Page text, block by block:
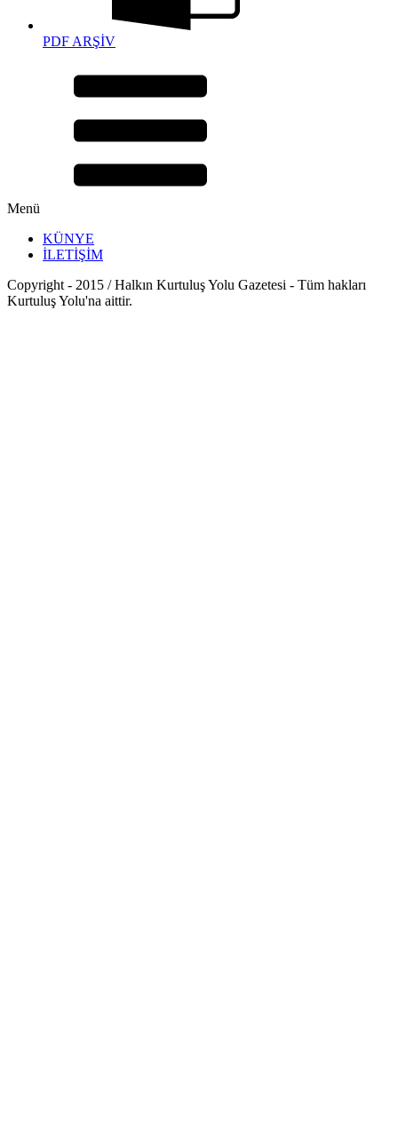
PDF ARŞİV
Menü
KÜNYE
İLETİŞİM
Copyright - 2015 / Halkın Kurtuluş Yolu Gazetesi - Tüm hakları
Kurtuluş Yolu'na aittir.